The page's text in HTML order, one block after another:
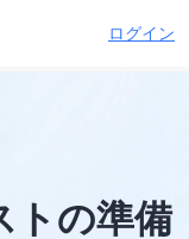
ログイン
トの準備